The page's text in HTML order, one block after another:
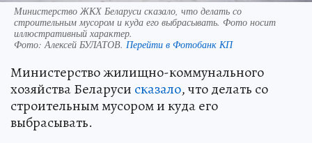
Министерство ЖКХ Беларуси сказало, что делать со
строительным мусором и куда его выбрасывать. Фото носит
иллюстративный характер.
Фото:Алексей БУЛАТОВ. Перейти в Фотобанк КП
Министерство жилищно-коммунального
хозяйства Беларуси сказало, что делать со
строительным мусором и куда его
выбрасывать.